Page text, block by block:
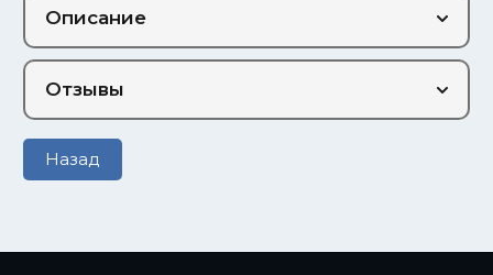
Описание
Отзывы
Назад